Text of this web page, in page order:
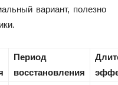
вариант, полезно
Период
восстановления